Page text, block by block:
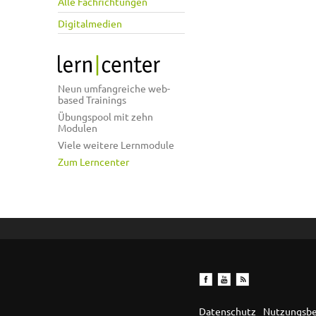
Digitalmedien
Neun umfangreiche web-
based Trainings
Übungspool mit zehn
Modulen
Viele weitere Lernmodule
Zum Lerncenter
Datenschutz